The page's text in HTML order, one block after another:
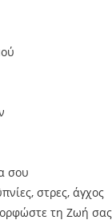
σου
στρες, άγχος
τη Ζωή σας